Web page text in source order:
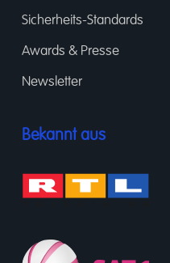
Sicherheits-Standards
Awards & Presse
Newsletter
Bekannt aus